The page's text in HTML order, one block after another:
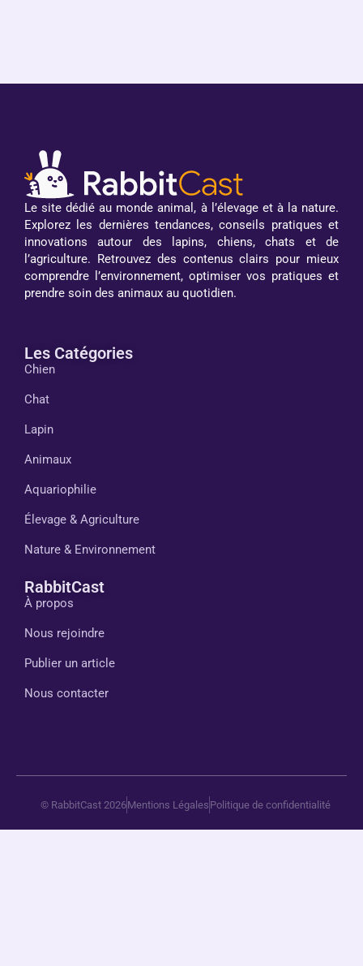
Le site dédié au monde animal, à l’élevage et à la nature.
Explorez les dernières tendances, conseils pratiques et
innovations autour des lapins, chiens, chats et de
l’agriculture. Retrouvez des contenus clairs pour mieux
comprendre l’environnement, optimiser vos pratiques et
prendre soin des animaux au quotidien.
Les Catégories
Chien
Chat
Lapin
Animaux
Aquariophilie
Élevage & Agriculture
Nature & Environnement
RabbitCast
À propos
Nous rejoindre
Publier un article
Nous contacter
© RabbitCast 2026Mentions Légales Politique de confidentialité